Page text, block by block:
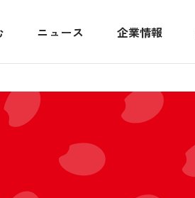
ニュース 企業情報